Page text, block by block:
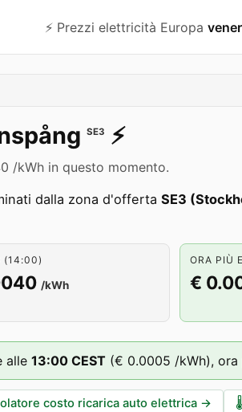
⚡️ Prezzi elettricità Europa
SE3 ⚡️
/kWh in questo momento.
dalla zona d'offerta SE3
(14:00)
/kWh
ORA PIÙ
€
alle 13:00 CEST (€ 0.0005 /kWh), ora
costo ricarica auto elettrica → 🌡️